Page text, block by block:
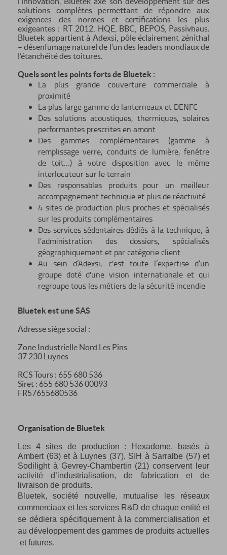
solutions complètes permettant de répondre aux
exigences des normes et certifications les plus
exigeantes : RT 2012, HQE, BBC, BEPOS, Passivhaus.
Bluetek appartient à Adexsi, pôle éclairement zénithal
– désenfumage naturel de l’un des leaders mondiaux de
l’étanchéité des toitures.
Quels sont les points forts de Bluetek :
La plus grande couverture commerciale à
proximité
La plus large gamme de lanterneaux et DENFC
Des solutions acoustiques, thermiques, solaires
performantes prescrites en amont
Des gammes complémentaires (gamme à
remplissage verre, conduits de lumière, fenêtre
de toit…) à votre disposition avec le même
interlocuteur sur le terrain
Des responsables produits pour un meilleur
accompagnement technique et plus de réactivité
4 sites de production plus proches et spécialisés
sur les produits complémentaires
Des services sédentaires dédiés à la technique, à
l’administration des dossiers, spécialisés
géographiquement et par catégorie client
Au sein d’Adexsi, c'est toute l’expertise d’un
groupe doté d'une vision internationale et qui
regroupe tous les métiers de la sécurité incendie
Bluetek est une SAS
Adresse siège social :
Zone Industrielle Nord Les Pins
37 230 Luynes
RCS Tours : 655 680 536
Siret : 655 680 536 00093
FR57655680536
Organisation de Bluetek
Les 4 sites de production : Hexadome, basés à
Ambert (63) et à Luynes (37), SIH à Sarralbe (57) et
Sodilight à Gevrey-Chambertin (21) conservent leur
activité d’industrialisation, de fabrication et de
livraison de produits.
Bluetek, société nouvelle, mutualise les réseaux
commerciaux et les services R&D de chaque entité et
se dédiera spécifiquement à la commercialisation et
au développement des gammes de produits actuelles
et futures.